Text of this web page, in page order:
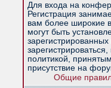
Для входа на
Регистрация
вам более широкие
могут быть
политикой,
присутствие на
Общие